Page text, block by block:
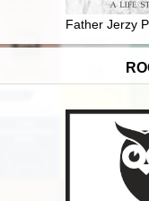
jest się przecież
Father Jerzy